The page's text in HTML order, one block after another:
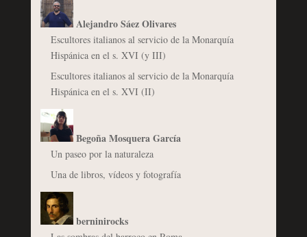
Alejandro Sáez Olivares
Escultores italianos al servicio de la Monarquía
Hispánica en el s. XVI (y III)
Escultores italianos al servicio de la Monarquía
Hispánica en el s. XVI (II)
Begoña Mosquera García
Un paseo por la naturaleza
Una de libros, vídeos y fotografía
berninirocks